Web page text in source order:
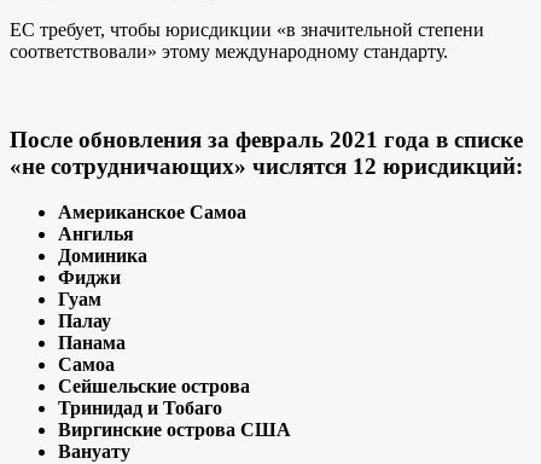
ЕС требует, чтобы юрисдикции «в значительной степени
соответствовали» этому международному стандарту.
После обновления за февраль 2021 года в списке
«не сотрудничающих» числятся 12 юрисдикций:
Американское Самоа
Ангилья
Доминика
Фиджи
Гуам
Палау
Панама
Самоа
Сейшельские острова
Тринидад и Тобаго
Виргинские острова США
Вануату